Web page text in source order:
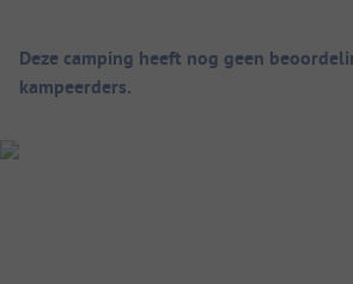
Camping overzicht
Deze camping heeft nog geen
kampeerders.